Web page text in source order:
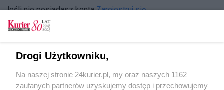
Jeśli nie posiadasz kontaZarejestruj się
Drogi Użytkowniku,
Na naszej stronie 24kurier.pl, my oraz naszych 1162
zaufanych partnerów uzyskujemy dostęp i przechowujemy